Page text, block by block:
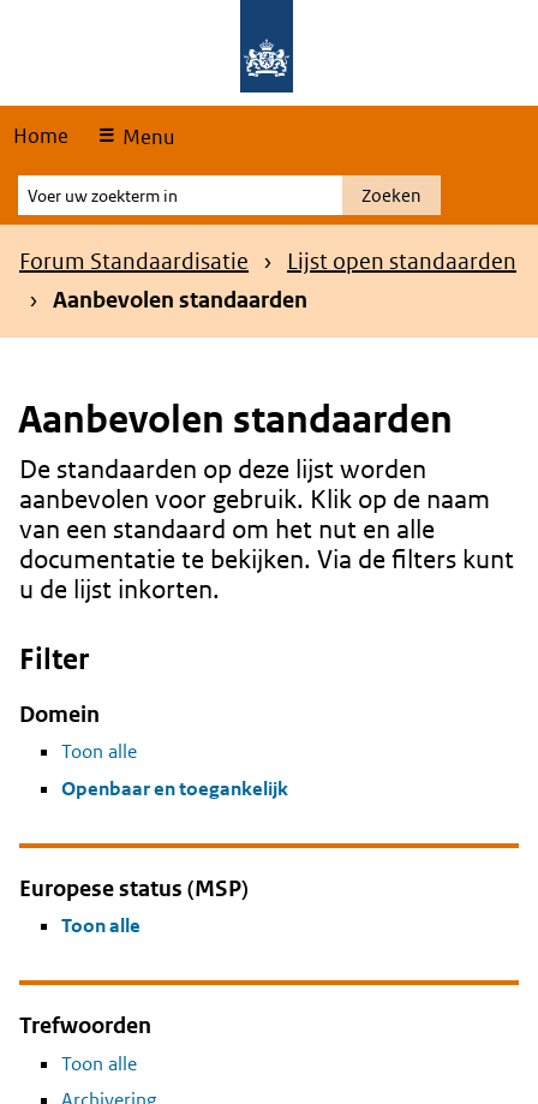
Home Menu
Voer
uw
zoekterm
Zoeken
Kruimelpad
Forum Standaardisatie
Lijst open standaarden
Aanbevolen standaarden
Aanbevolen standaarden
Content
De standaarden op deze lijst worden
aanbevolen voor gebruik. Klik op de naam
van een standaard om het nut en alle
documentatie te bekijken. Via de filters kunt
u de lijst inkorten.
Filter
Domein
Toon alle
Openbaar en toegankelijk
Europese status (MSP)
Toon alle
Trefwoorden
Toon alle